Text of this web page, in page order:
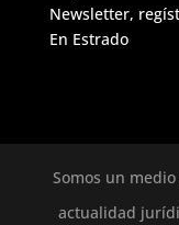
Newsletter,
En Estrado
Somos un
actualidad